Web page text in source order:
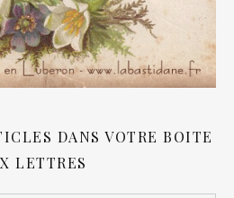
DANS VOTRE BOITE
LETTRES